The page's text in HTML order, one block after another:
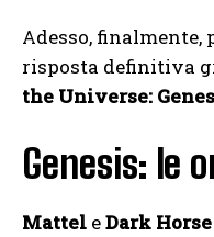
Adesso, finalmente,
risposta definitiva
the Universe:
Genesis: le
Mattel eDark